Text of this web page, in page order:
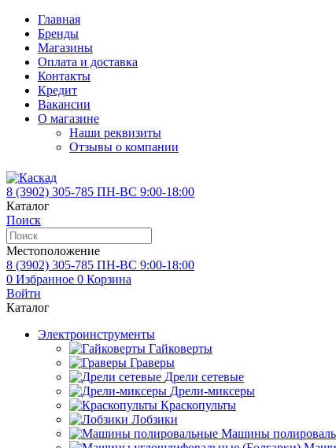
Главная
Бренды
Магазины
Оплата и доставка
Контакты
Кредит
Вакансии
О магазине
Наши реквизиты
Отзывы о компании
8 (3902) 305-785 ПН-ВС 9:00-18:00
Каталог
Поиск
Местоположение
8 (3902) 305-785 ПН-ВС 9:00-18:00
0 Избранное 0 Корзина
Войти
Каталог
Электроинструменты
Гайковерты
Граверы
Дрели сетевые
Дрели-миксеры
Краскопульты
Лобзики
Машины